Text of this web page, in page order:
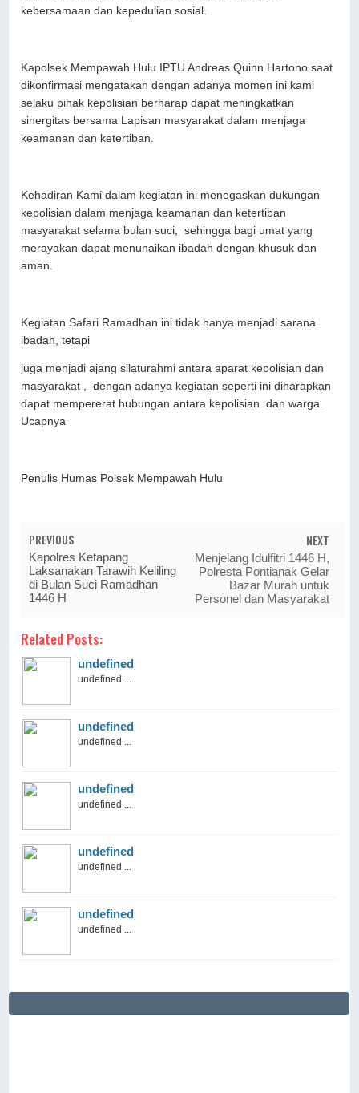
kebersamaan dan kepedulian sosial.
Kapolsek Mempawah Hulu IPTU Andreas Quinn Hartono saat
dikonfirmasi mengatakan dengan adanya momen ini kami
selaku pihak kepolisian berharap dapat meningkatkan
sinergitas bersama Lapisan masyarakat dalam menjaga
keamanan dan ketertiban.
Kehadiran Kami dalam kegiatan ini menegaskan dukungan
kepolisian dalam menjaga keamanan dan ketertiban
masyarakat selama bulan suci, sehingga bagi umat yang
merayakan dapat menunaikan ibadah dengan khusuk dan
aman.
Kegiatan Safari Ramadhan ini tidak hanya menjadi sarana
ibadah, tetapi
juga menjadi ajang silaturahmi antara aparat kepolisian dan
masyarakat , dengan adanya kegiatan seperti ini diharapkan
dapat mempererat hubungan antara kepolisian dan warga.
Ucapnya
Penulis Humas Polsek Mempawah Hulu
PREVIOUS
Kapolres Ketapang
Laksanakan Tarawih Keliling
di Bulan Suci Ramadhan
1446 H
NEXT
Menjelang Idulfitri 1446 H,
Polresta Pontianak Gelar
Bazar Murah untuk
Personel dan Masyarakat
Related Posts:
undefined
undefined ...
undefined
undefined ...
undefined
undefined ...
undefined
undefined ...
undefined
undefined ...